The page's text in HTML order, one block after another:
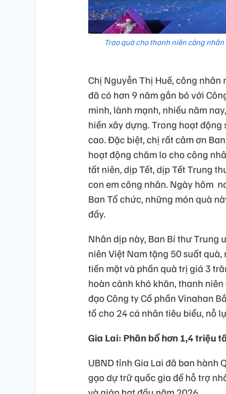
Trao quà cho thanh niên công
Chị Nguyễn Thị Huế, công nhân
đã có hơn 9 năm gắn bó với
minh, lành mạnh, nhiều năm
hiến xây dựng. Trong hoạt
cao. Đặc biệt, chị rất cảm ơn
hoạt động chăm lo cho công
tất niên, dịp Tết, dịp Tết Trung
con em công nhân. Ngày hôm
Ban Tổ chức, những món quà
đầy.
Nhân dịp này, Ban Bí thư Trung
niên Việt Nam tặng 50 suất
tiền mặt và phần quà trị giá 3
hoàn cảnh khó khăn, thanh
đạo Công ty Cổ phần Vinahan
tổ cho 24 cá nhân tiêu biểu, nỗ
Gia Lai: Phân bổ hơn 1,4 triệu
UBND tỉnh Gia Lai đã ban hành
gạo dự trữ quốc gia để hỗ trợ